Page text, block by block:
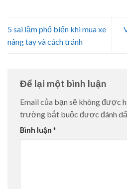
5 sai lầm phổ biến khi mua xe
nâng tay và cách tránh
Để lại một bình luận
Email của bạn sẽ không được
trường bắt buộc được đánh
Bình luận *